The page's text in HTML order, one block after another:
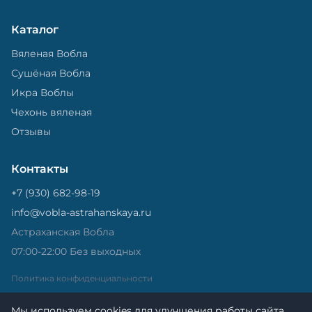
Каталог
Вяленая Вобла
Сушёная Вобла
Икра Воблы
Чехонь вяленая
Отзывы
Контакты
+7 (930) 682-98-19
info@vobla-astrahanskaya.ru
Астраханская Вобла
07:00-22:00 Без выходных
Политика конфиденциальности